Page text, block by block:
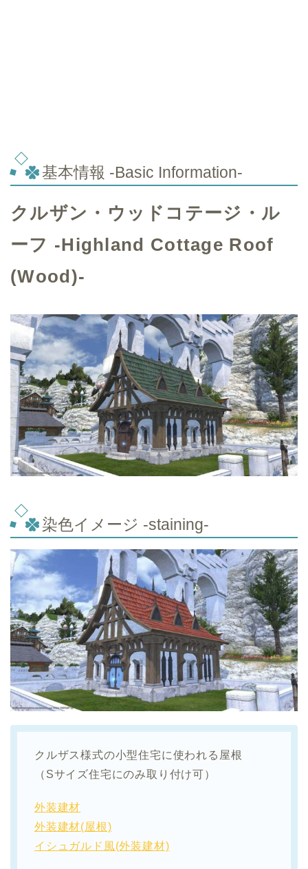
基本情報 -Basic Information-
クルザン・ウッドコテージ・ル
ーフ -Highland Cottage Roof
(Wood)-
染色イメージ -staining-
クルザス様式の小型住宅に使われる屋根
（Sサイズ住宅にのみ取り付け可）
外装建材
外装建材(屋根)
イシュガルド風(外装建材)